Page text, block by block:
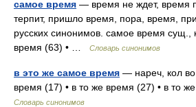
самое время — время не ждет, время
терпит, пришло время, пора, время,
русских синонимов. самое время сущ.,
время (63) • …
Словарь синонимов
в это же самое время — нареч, кол во
время (17) • в то же время (27) • в то
Словарь синонимов